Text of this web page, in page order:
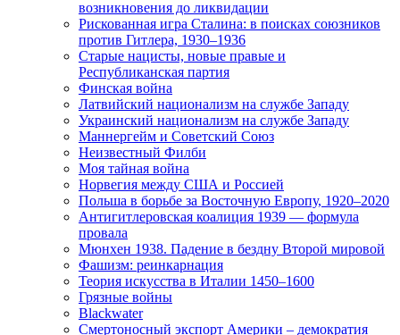
возникновения до ликвидации
Рискованная игра Сталина: в поисках союзников
против Гитлера, 1930–1936
Старые нацисты, новые правые и
Республиканская партия
Финская война
Латвийский национализм на службе Западу
Украинский национализм на службе Западу
Маннергейм и Советский Союз
Неизвестный Филби
Моя тайная война
Норвегия между США и Россией
Польша в борьбе за Восточную Европу, 1920–2020
Антигитлеровская коалиция 1939 — формула
провала
Мюнхен 1938. Падение в бездну Второй мировой
Фашизм: реинкарнация
Теория искусства в Италии 1450–1600
Грязные войны
Blackwater
Смертоносный экспорт Америки – демократия